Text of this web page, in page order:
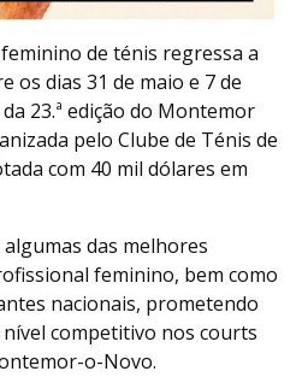
de ténis regressa a
dias 31 de maio e 7 de
23.ª edição do Montemor
pelo Clube de Ténis de
com 40 mil dólares em
das melhores
feminino, bem como
nacionais, prometendo
competitivo nos courts
o-Novo.